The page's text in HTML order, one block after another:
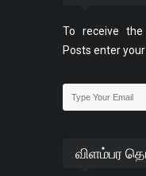
To receive
Posts enter your
விளம்பர